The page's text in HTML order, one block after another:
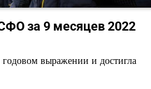
за 9 месяцев 2022
выражении и достигла